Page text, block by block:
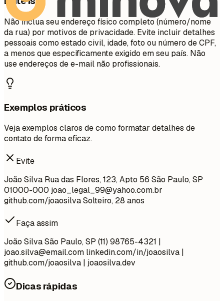
Não inclua seu endereço físico completo (número/nome
da rua) por motivos de privacidade. Evite incluir detalhes
pessoais como estado civil, idade, foto ou número de CPF,
a menos que especificamente exigido em seu país. Não
use endereços de e-mail não profissionais.
Exemplos práticos
Veja exemplos claros de como formatar detalhes de
contato de forma eficaz.
Evite
João Silva Rua das Flores, 123, Apto 56 São Paulo, SP
01000-000 joao_legal_99@yahoo.com.br
github.com/joaosilva Solteiro, 28 anos
Faça assim
João Silva São Paulo, SP (11) 98765-4321 |
joao.silva@email.com linkedin.com/in/joaosilva |
github.com/joaosilva | joaosilva.dev
Dicas rápidas